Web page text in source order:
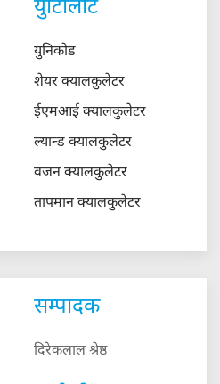
युटिलिटि
युनिकोड
शेयर क्यालकुलेटर
ईएमआई क्यालकुलेटर
ल्यान्ड क्यालकुलेटर
वजन क्यालकुलेटर
तापमान क्यालकुलेटर
सम्पादक
दिरेकलाल श्रेष्ठ